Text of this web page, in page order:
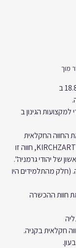
מוך
אלכסנדר מוך נולד  18.81893 ב
הגינון ב
1925 ניהל את החווה החקלאית
MARKENHOF  שליד KIRCHZARTEN, חווה זו
של יהודי גרמניה".
מהתלמידים היו
1938 ניהל את חוות ההכשרה